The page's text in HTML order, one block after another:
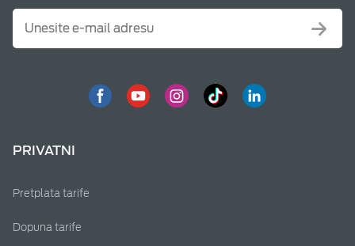
PRIVATNI
Pretplata tarife
Dopuna tarife